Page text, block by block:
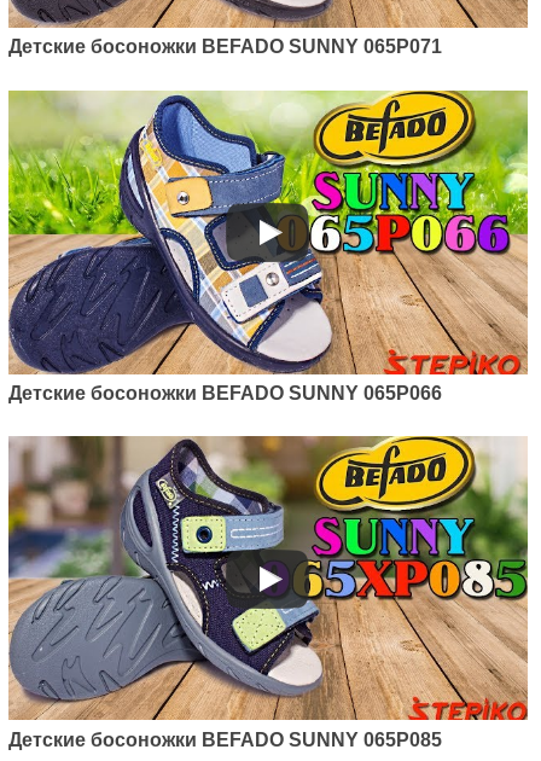
Детские босоножки BEFADO SUNNY 065P071
Детские босоножки BEFADO SUNNY 065P066
Детские босоножки BEFADO SUNNY 065P085